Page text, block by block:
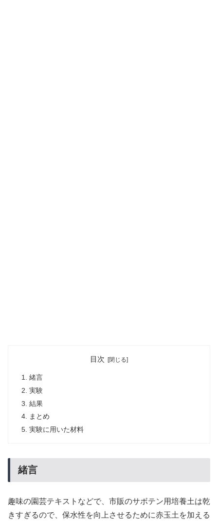
目次
緒言
実験
結果
まとめ
実験に用いた材料
緒言
趣味の園芸テキストなどで、市販のサボテン用培養土は乾
きすぎるので、保水性を向上させるために赤玉土を加える